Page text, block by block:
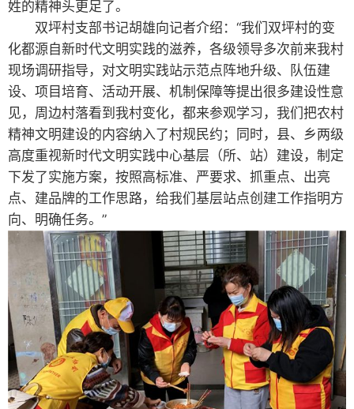
姓的精神头更足了。
双坪村支部书记胡雄向记者介绍：“我们双坪村的变
化都源自新时代文明实践的滋养，各级领导多次前来我村
现场调研指导，对文明实践站示范点阵地升级、队伍建
设、项目培育、活动开展、机制保障等提出很多建设性意
见，周边村落看到我村变化，都来参观学习，我们把农村
精神文明建设的内容纳入了村规民约；同时，县、乡两级
高度重视新时代文明实践中心基层（所、站）建设，制定
下发了实施方案，按照高标准、严要求、抓重点、出亮
点、建品牌的工作思路，给我们基层站点创建工作指明方
向、明确任务。”